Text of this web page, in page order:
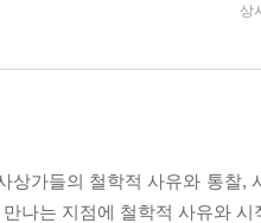
상
상가들의 철학적 사유와 통찰,
나는 지점에 철학적 사유와